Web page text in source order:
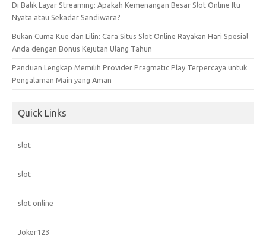
Di Balik Layar Streaming: Apakah Kemenangan Besar Slot Online Itu
Nyata atau Sekadar Sandiwara?
Bukan Cuma Kue dan Lilin: Cara Situs Slot Online Rayakan Hari Spesial
Anda dengan Bonus Kejutan Ulang Tahun
Panduan Lengkap Memilih Provider Pragmatic Play Terpercaya untuk
Pengalaman Main yang Aman
Quick Links
slot
slot
slot online
Joker123